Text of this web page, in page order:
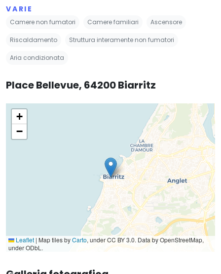
VARIE
Camere non fumatori Camere familiari Ascensore
Riscaldamento Struttura interamente non fumatori
Aria condizionata
Place Bellevue, 64200 Biarritz
+
−
Leaflet | Map tiles byCarto, under CC BY 3.0. Data by OpenStreetMap,
under ODbL.